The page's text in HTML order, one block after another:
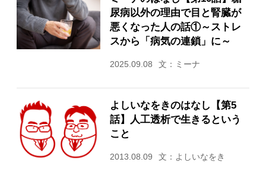
尿病以外の理由で目と腎臓が
悪くなった人の話①～ストレ
スから「病気の連鎖」に～
2025.09.08 文：ミーナ
よしいなをきのはなし【第5
話】人工透析で生きるという
こと
2013.08.09 文：よしいなをき